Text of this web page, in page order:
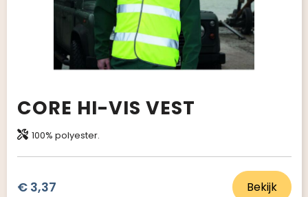
CORE HI-VIS VEST
100% polyester.
€ 3,37 Bekijk